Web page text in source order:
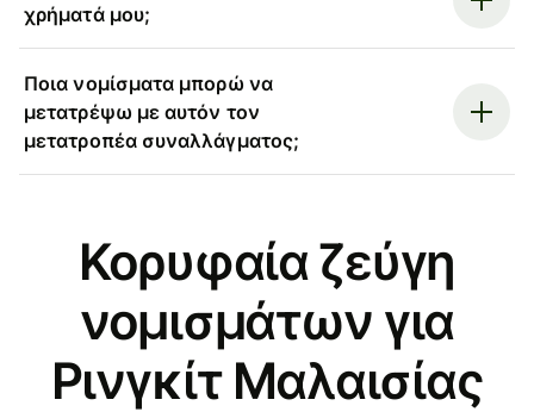
χρήματά μου;
Ποια νομίσματα μπορώ να
μετατρέψω με αυτόν τον
μετατροπέα συναλλάγματος;
Κορυφαία ζεύγη
νομισμάτων για
Ρινγκίτ Μαλαισίας